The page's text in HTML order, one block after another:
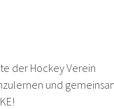
der Hockey Verein
und